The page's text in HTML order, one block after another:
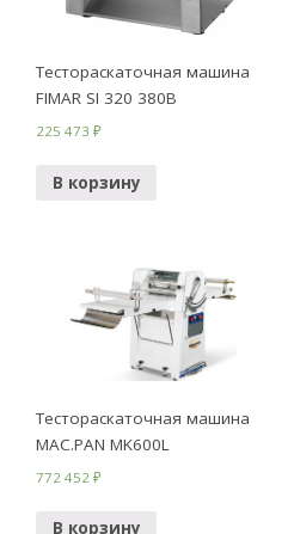
Тестораскаточная машина
FIMAR SI 320 380B
225 473₽
В корзину
Тестораскаточная машина
MAC.PAN MK600L
772 452₽
В корзину